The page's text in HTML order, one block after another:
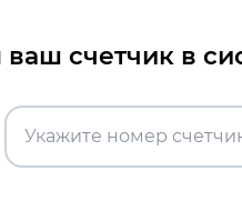
ваш счетчик в